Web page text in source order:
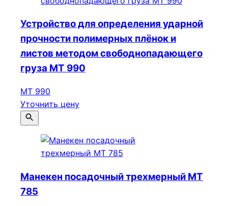
Устройство для определения ударной
прочности полимерных плёнок и
листов методом свободнопадающего
груза МТ 990
МТ 990
Уточнить цену
Манекен посадочный трехмерный МТ
785